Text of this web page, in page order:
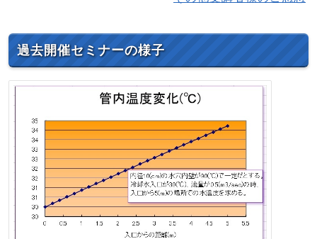
過去開催セミナーの様子